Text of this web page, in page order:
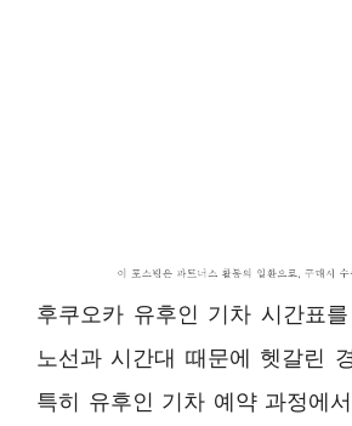
후쿠오카 유후인 기차 시간표
노선과 시간대 때문에 헷갈린
특히 유후인 기차 예약 과정에